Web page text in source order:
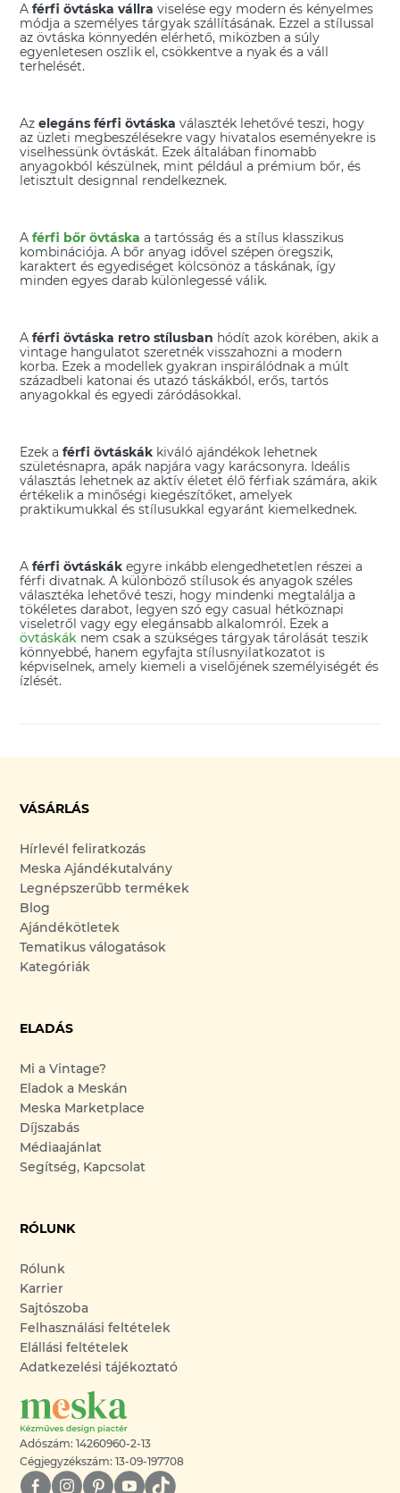
Aférfi övtáska vállra viselése egy modern és kényelmes
módja a személyes tárgyak szállításának. Ezzel a stílussal
az övtáska könnyedén elérhető, miközben a súly
egyenletesen oszlik el, csökkentve a nyak és a váll
terhelését.
Azelegáns férfi övtáska választék lehetővé teszi, hogy
az üzleti megbeszélésekre vagy hivatalos eseményekre is
viselhessünk övtáskát. Ezek általában finomabb
anyagokból készülnek, mint például a prémium bőr, és
letisztult designnal rendelkeznek.
Aférfi bőr övtáska a tartósság és a stílus klasszikus
kombinációja. A bőr anyag idővel szépen öregszik,
karaktert és egyediséget kölcsönöz a táskának, így
minden egyes darab különlegessé válik.
Aférfi övtáska retro stílusban hódít azok körében, akik a
vintage hangulatot szeretnék visszahozni a modern
korba. Ezek a modellek gyakran inspirálódnak a múlt
századbeli katonai és utazó táskákból, erős, tartós
anyagokkal és egyedi záródásokkal.
Ezek aférfi övtáskák kiváló ajándékok lehetnek
születésnapra, apák napjára vagy karácsonyra. Ideális
választás lehetnek az aktív életet élő férfiak számára, akik
értékelik a minőségi kiegészítőket, amelyek
praktikumukkal és stílusukkal egyaránt kiemelkednek.
Aférfi övtáskák egyre inkább elengedhetetlen részei a
férfi divatnak. A különböző stílusok és anyagok széles
választéka lehetővé teszi, hogy mindenki megtalálja a
tökéletes darabot, legyen szó egy casual hétköznapi
viseletről vagy egy elegánsabb alkalomról. Ezek a
övtáskák nem csak a szükséges tárgyak tárolását teszik
könnyebbé, hanem egyfajta stílusnyilatkozatot is
képviselnek, amely kiemeli a viselőjének személyiségét és
ízlését.
VÁSÁRLÁS
Hírlevél feliratkozás
Meska Ajándékutalvány
Legnépszerűbb termékek
Blog
Ajándékötletek
Tematikus válogatások
Kategóriák
ELADÁS
Mi a Vintage?
Eladok a Meskán
Meska Marketplace
Díjszabás
Médiaajánlat
Segítség, Kapcsolat
RÓLUNK
Rólunk
Karrier
Sajtószoba
Felhasználási feltételek
Elállási feltételek
Adatkezelési tájékoztató
Adószám: 14260960-2-13
Cégjegyzékszám: 13-09-197708